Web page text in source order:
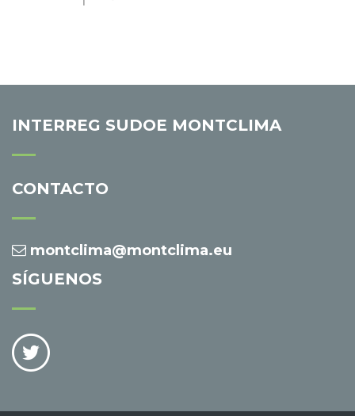
INTERREG SUDOE MONTCLIMA
CONTACTO
montclima@montclima.eu
SÍGUENOS